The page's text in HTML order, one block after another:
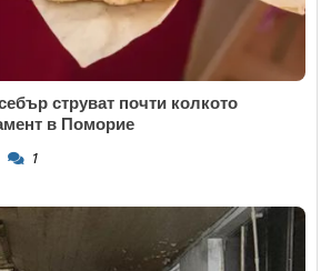
струват почти колкото
в Поморие
1